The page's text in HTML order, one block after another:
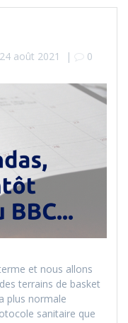
24 août 2021 | 0
et nous allons
terrains de basket
plus normale
sanitaire que